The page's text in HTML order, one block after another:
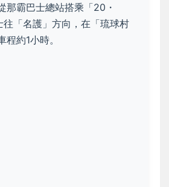
那霸巴士總站搭乘「20・
往「名護」方向，在「琉球村
約1小時。